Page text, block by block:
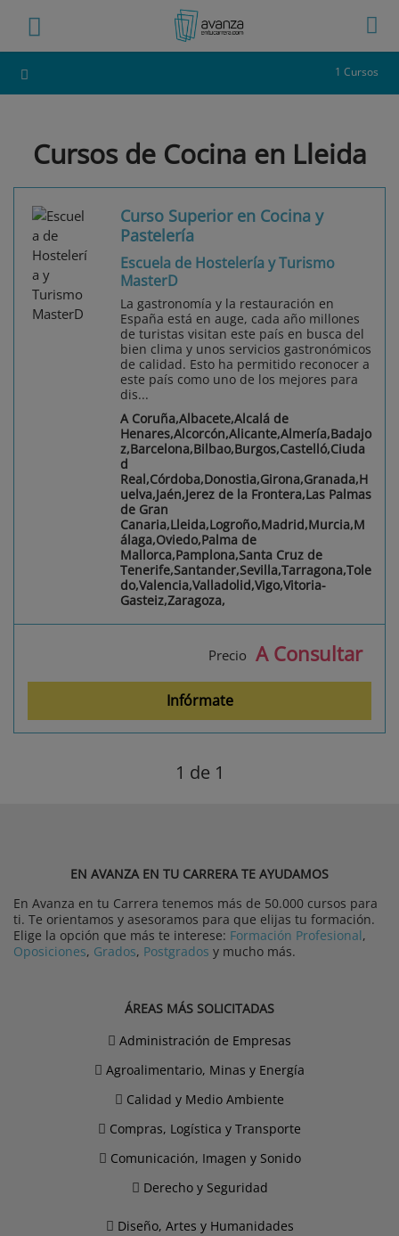
1 Cursos
Cursos de Cocina en Lleida
Curso Superior en Cocina y
Pastelería
Escuela de Hostelería y Turismo
MasterD
La gastronomía y la restauración en
España está en auge, cada año millones
de turistas visitan este país en busca del
bien clima y unos servicios gastronómicos
de calidad. Esto ha permitido reconocer a
este país como uno de los mejores para
dis...
A Coruña,Albacete,Alcalá de
Henares,Alcorcón,Alicante,Almería,Badajo
z,Barcelona,Bilbao,Burgos,Castelló,Ciuda
d
Real,Córdoba,Donostia,Girona,Granada,H
uelva,Jaén,Jerez de la Frontera,Las Palmas
de Gran
Canaria,Lleida,Logroño,Madrid,Murcia,M
álaga,Oviedo,Palma de
Mallorca,Pamplona,Santa Cruz de
Tenerife,Santander,Sevilla,Tarragona,Tole
do,Valencia,Valladolid,Vigo,Vitoria-
Gasteiz,Zaragoza,
Precio A Consultar
Infórmate
1 de 1
EN AVANZA EN TU CARRERA TE AYUDAMOS
En Avanza en tu Carrera tenemos más de 50.000 cursos para
ti. Te orientamos y asesoramos para que elijas tu formación.
Elige la opción que más te interese: Formación Profesional,
Oposiciones, Grados, Postgrados y mucho más.
ÁREAS MÁS SOLICITADAS
Administración de Empresas
Agroalimentario, Minas y Energía
Calidad y Medio Ambiente
Compras, Logística y Transporte
Comunicación, Imagen y Sonido
Derecho y Seguridad
Diseño, Artes y Humanidades